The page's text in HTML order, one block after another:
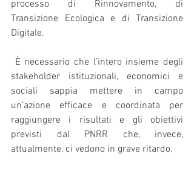
processo di Rinnovamento, di
Transizione Ecologica e di Transizione
Digitale.
stakeholder istituzionali, economici e
sociali sappia mettere in campo
un’azione efficace e coordinata per
raggiungere i risultati e gli obiettivi
previsti dal PNRR che, invece,
attualmente, ci vedono in grave ritardo.